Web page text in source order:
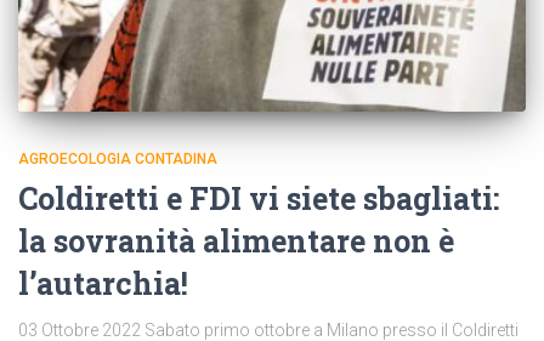
AGROECOLOGIA CONTADINA
Coldiretti e FDI vi siete sbagliati:
la sovranità alimentare non è
l’autarchia!
03 Ottobre 2022 Sabato primo ottobre a Milano presso il Coldiretti